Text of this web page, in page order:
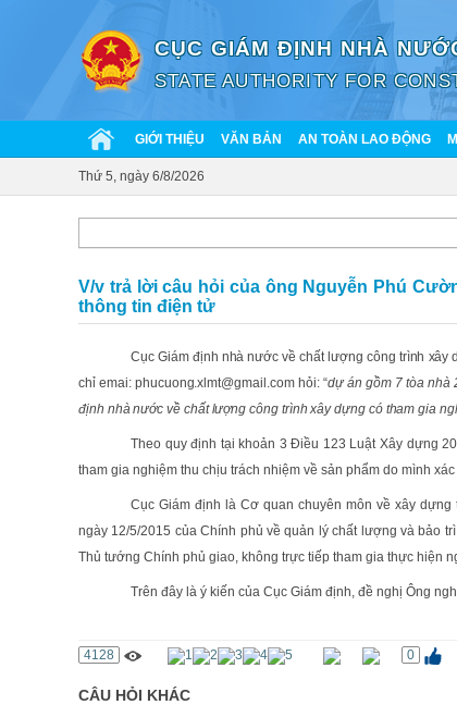
CỤC GIÁM ĐỊNH NHÀ
STATE AUTHORITY FOR
GIỚI THIỆU VĂN BẢN AN TOÀN LAO ĐỘNG
Thứ 5, ngày 6/8/2026
V/v trả lời câu hỏi của ông Nguyễn Phú
thông tin điện tử
Cục Giám định nhà nước về chất lượng công trình
chỉ emai: phucuong.xlmt@gmail.com hỏi: “dự án gồm 7 tòa nhà
định nhà nước về chất lượng công trình xây dựng có tham gia
Theo quy định tại khoản 3 Điều 123 Luật Xây dựng
tham gia nghiệm thu chịu trách nhiệm về sản phẩm do mình
Cục Giám định là Cơ quan chuyên môn về xây
ngày 12/5/2015 của Chính phủ về quản lý chất lượng và bảo
Thủ tướng Chính phủ giao, không trực tiếp tham gia thực hiện
Trên đây là ý kiến của Cục Giám định, đề nghị Ông
4128 0
CÂU HỎI KHÁC